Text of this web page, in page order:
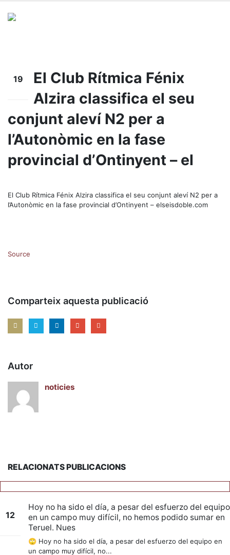
19
El Club Rítmica Fénix
Alzira classifica el seu
conjunt aleví N2 per a
l’Autonòmic en la fase
provincial d’Ontinyent – el
El Club Rítmica Fénix Alzira classifica el seu conjunt aleví N2 per a
l’Autonòmic en la fase provincial d’Ontinyent – elseisdoble.com
Source
Comparteix aquesta publicació
Autor
noticies
RELACIONATS PUBLICACIONS
12
Hoy no ha sido el día, a pesar del esfuerzo del equipo
en un campo muy difícil, no hemos podido sumar en
Teruel. Nues
🙄 Hoy no ha sido el día, a pesar del esfuerzo del equipo en
un campo muy difícil, no...